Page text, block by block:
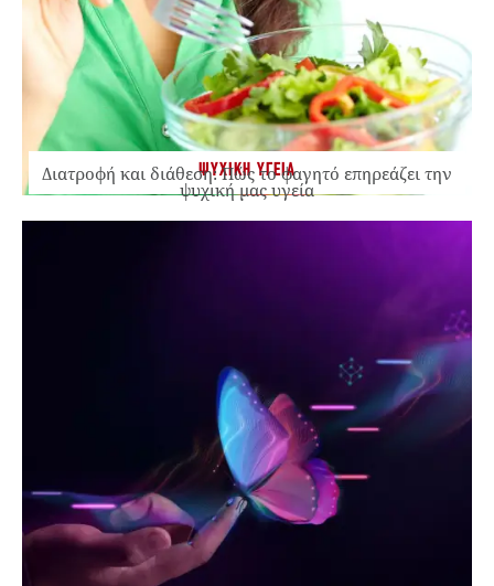
ΨΥΧΙΚΗ ΥΓΕΙΑ
Διατροφή και διάθεση: Πώς το φαγητό επηρεάζει την
ψυχική μας υγεία